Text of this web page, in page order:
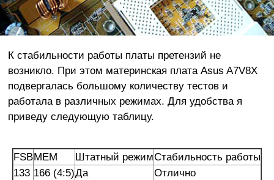
К стабильности работы платы претензий не
возникло. При этом материнская плата Asus A7V8X
подвергалась большому количеству тестов и
работала в различных режимах. Для удобства я
приведу следующую таблицу.
FSBMEM Штатный режимСтабильность работы
133 166 (4:5)Да
Отлично